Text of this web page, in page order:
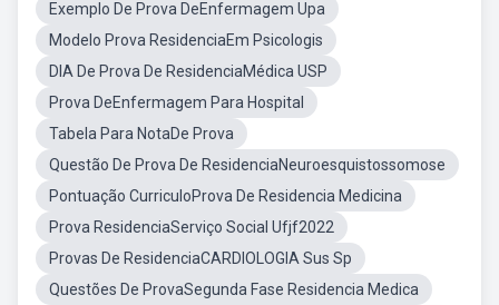
Exemplo De Prova DeEnfermagem Upa
Modelo Prova ResidenciaEm Psicologis
DIA De Prova De ResidenciaMédica USP
Prova DeEnfermagem Para Hospital
Tabela Para NotaDe Prova
Questão De Prova De ResidenciaNeuroesquistossomose
Pontuação CurriculoProva De Residencia Medicina
Prova ResidenciaServiço Social Ufjf2022
Provas De ResidenciaCARDIOLOGIA Sus Sp
Questões De ProvaSegunda Fase Residencia Medica